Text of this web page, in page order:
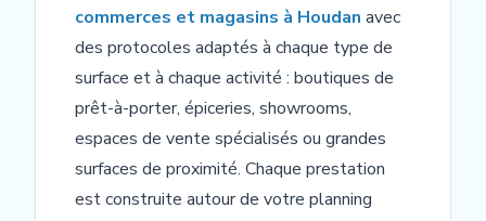
commerces et magasins à Houdan avec
des protocoles adaptés à chaque type de
surface et à chaque activité : boutiques de
prêt-à-porter, épiceries, showrooms,
espaces de vente spécialisés ou grandes
surfaces de proximité. Chaque prestation
est construite autour de votre planning